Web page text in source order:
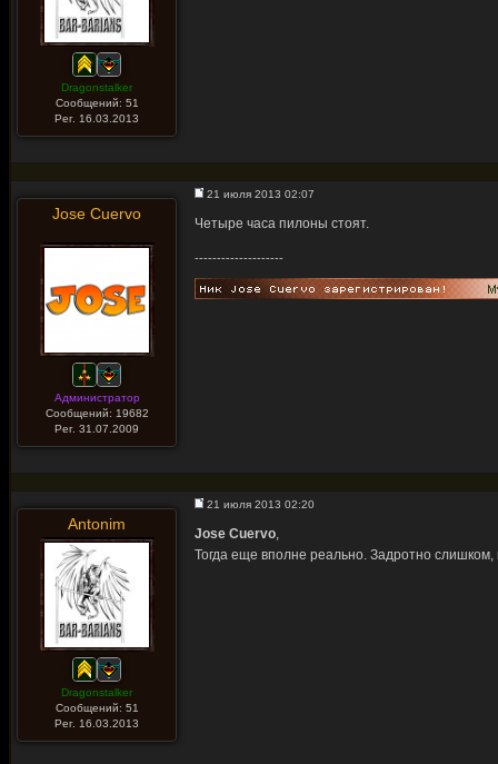
Dragonstalker
Сообщений: 51
Рег. 16.03.2013
Jose Cuervo
Администратор
Сообщений: 19682
Рег. 31.07.2009
21 июля 2013 02:07
Четыре часа пилоны стоят.
--------------------
Antonim
Dragonstalker
Сообщений: 51
Рег. 16.03.2013
21 июля 2013 02:20
Jose Cuervo,
Тогда еще вполне реально. Задротно слишком,